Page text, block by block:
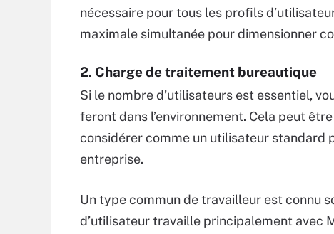
nécessaire pour tous les profils
maximale simultanée pour dimensionner
2. Charge de traitement bureautique
Si le nombre d’utilisateurs est essentiel,
feront dans l’environnement. Cela peut
considérer comme un utilisateur standard
entreprise.
Un type commun de travailleur est connu
d’utilisateur travaille principalement avec